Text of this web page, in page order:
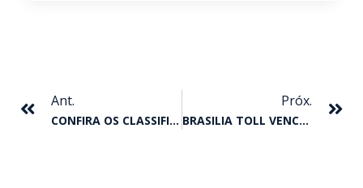
Ant.
CONFIRA OS CLASSIFICADOS PARA A FINAL DO GP I DERBY
Próx.
BRASILIA TOLL VENCE O GP BRAZILIAN FUTURITY 2019